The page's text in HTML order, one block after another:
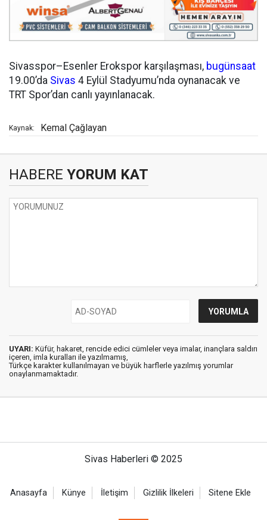
Sivasspor–Esenler Erokspor karşılaşması, bugünsaat
19.00’da Sivas 4 Eylül Stadyumu’nda oynanacak ve
TRT Spor’dan canlı yayınlanacak.
Kaynak: Kemal Çağlayan
HABERE YORUM KAT
UYARI: Küfür, hakaret, rencide edici cümleler veya imalar, inançlara saldırı
içeren, imla kuralları ile yazılmamış,
Türkçe karakter kullanılmayan ve büyük harflerle yazılmış yorumlar
onaylanmamaktadır.
Sivas Haberleri © 2025
Anasayfa Künye İletişim Gizlilik İlkeleri Sitene Ekle